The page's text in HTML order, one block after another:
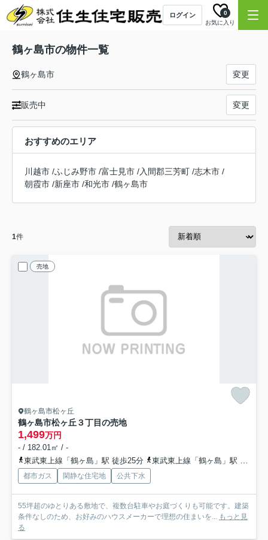
ログイン
お気に入り
0
鶴ヶ島市の物件一覧
鶴ヶ島市 変更
販売中 変更
おすすめのエリア
川越市 /ふじみ野市 /富士見市 /入間郡三芳町 /志木市 /
朝霞市 /新座市 /和光市 /鶴ヶ島市
1件
売地
鶴ヶ島市松ヶ丘
鶴ヶ島市松ヶ丘３丁目の売地
1,499万円
- / 182.01㎡ / -
東武東上線「鶴ヶ島」駅 徒歩25分
東武東上線「鶴ヶ島」駅 バス8分 「南公園前（鶴ヶ島市）」 停歩6分
都市ガス 閑静な住宅地 公共下水
55坪超のゆとりある敷地で、複数台駐車やお庭づくりも可能です。建築
条件なしのため、お好みのハウスメーカーで理想の住まいを... もっと見
る